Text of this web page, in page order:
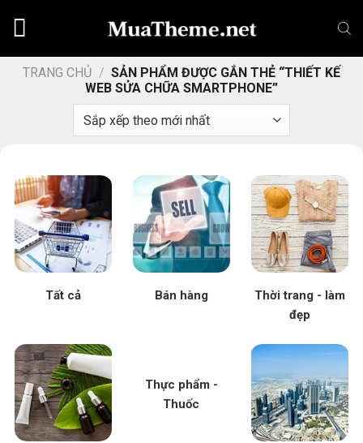
dungTRANG CHỦ / SẢN PHẨM ĐƯỢC GẮN THẺ “THIẾT KẾ
WEB SỬA CHỮA SMARTPHONE”
Tất cả Bán hàng
Thời trang - làm
đẹp
Thực phẩm -
Thuốc